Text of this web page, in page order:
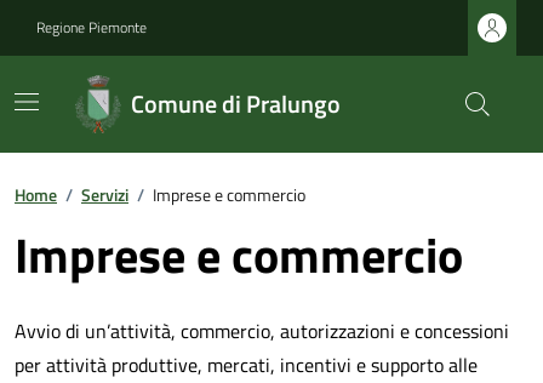
Regione Piemonte
Comune di Pralungo
Home / Servizi / Imprese e commercio
Imprese e commercio
Avvio di un’attività, commercio, autorizzazioni e concessioni
per attività produttive, mercati, incentivi e supporto alle